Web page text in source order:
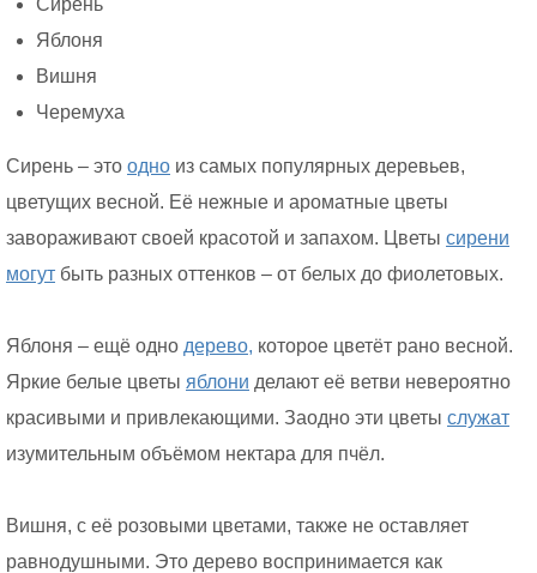
Яблоня
Вишня
Черемуха
Сирень – это одно из самых популярных деревьев,
цветущих весной. Её нежные и ароматные цветы
завораживают своей красотой и запахом. Цветы сирени
могут быть разных оттенков – от белых до фиолетовых.
Яблоня – ещё одно дерево, которое цветёт рано весной.
Яркие белые цветы яблони делают её ветви невероятно
красивыми и привлекающими. Заодно эти цветы служат
изумительным объёмом нектара для пчёл.
Вишня, с её розовыми цветами, также не оставляет
равнодушными. Это дерево воспринимается как